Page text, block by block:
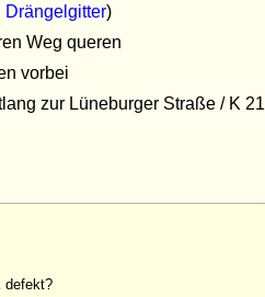
Drängelgitter)
Weg queren
vorbei
zur Lüneburger Straße / K 21
defekt?